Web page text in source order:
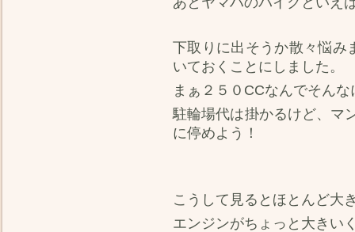
下取りに出そうか散々悩み
いておくことにしました。
まぁ２５０CCなんでそん
駐輪場代は掛かるけど、マ
に停めよう！
こうして見るとほとんど大
エンジンがちょっと大きい